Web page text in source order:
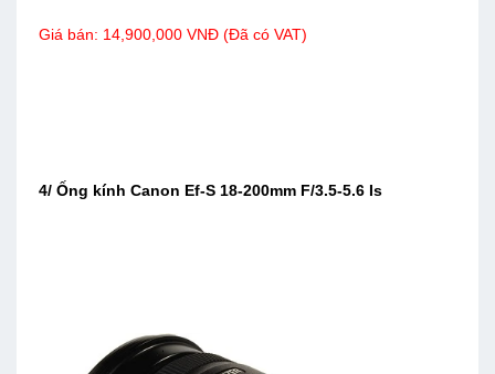
Giá bán: 14,900,000 VNĐ (Đã có VAT)
4/ Ống kính Canon Ef-S 18-200mm F/3.5-5.6 Is